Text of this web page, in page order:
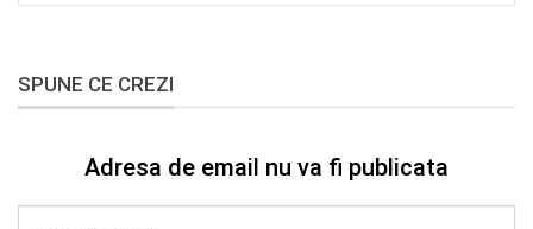
SPUNE CE CREZI
Adresa de email nu va fi publicata